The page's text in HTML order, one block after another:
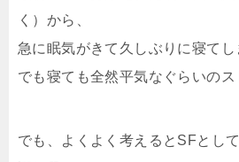
く）から、
急に眠気がきて久しぶりに寝てし
でも寝ても全然平気なぐらいのス
でも、よくよく考えるとSFとし